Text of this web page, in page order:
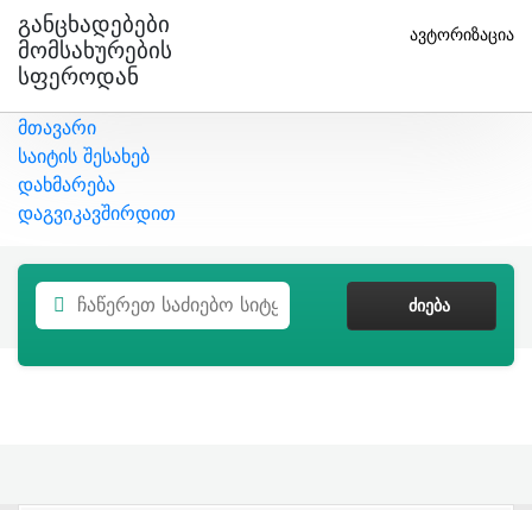
Განცხადებები
Მომსახურების
Სფეროდან
ავტორიზაცია
მთავარი
საიტის შესახებ
დახმარება
დაგვიკავშირდით
ᲫᲘᲔᲑᲐ